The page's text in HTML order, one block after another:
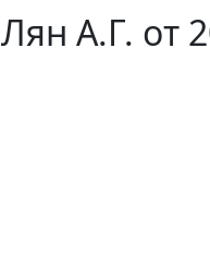
Лян А.Г. от